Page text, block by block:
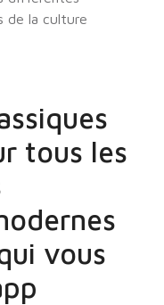
de la culture
tous les
vous